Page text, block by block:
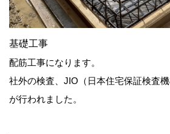
基礎工事
配筋工事になります。
社外の検査、JIO（日本住宅保証検査
が行われました。